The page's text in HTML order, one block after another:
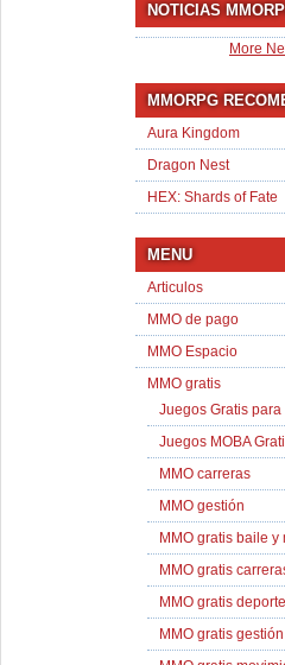
NOTICIAS
More
MMORPG
Aura Kingdom
Dragon Nest
HEX: Shards of Fate
MENU
Articulos
MMO de pago
MMO Espacio
MMO gratis
Juegos Gratis para
Juegos MOBA
MMO carreras
MMO gestión
MMO gratis baile y
MMO gratis
MMO gratis
MMO gratis gestión